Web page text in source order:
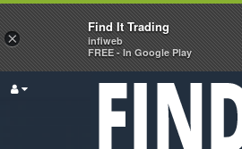
×
Find It Trading
infiweb
FREE - In Google Play